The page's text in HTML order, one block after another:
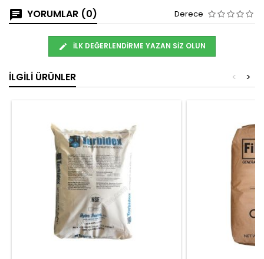
YORUMLAR (0) Derece
İLK DEĞERLENDIRME YAZAN SIZ OLUN
İLGILI ÜRÜNLER >
<